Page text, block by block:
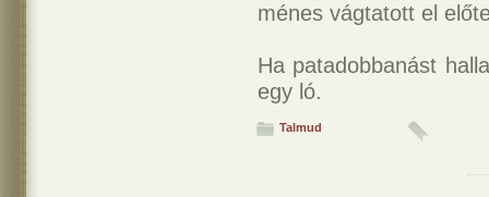
ménes vágtatott el
Ha patadobbanást
egy ló.
Talmud